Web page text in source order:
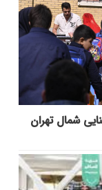
شمال تهران